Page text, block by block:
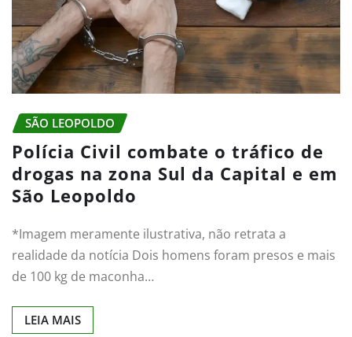
SÃO LEOPOLDO
Polícia Civil combate o tráfico de
drogas na zona Sul da Capital e em
São Leopoldo
*Imagem meramente ilustrativa, não retrata a
realidade da notícia Dois homens foram presos e mais
de 100 kg de maconha…
LEIA MAIS